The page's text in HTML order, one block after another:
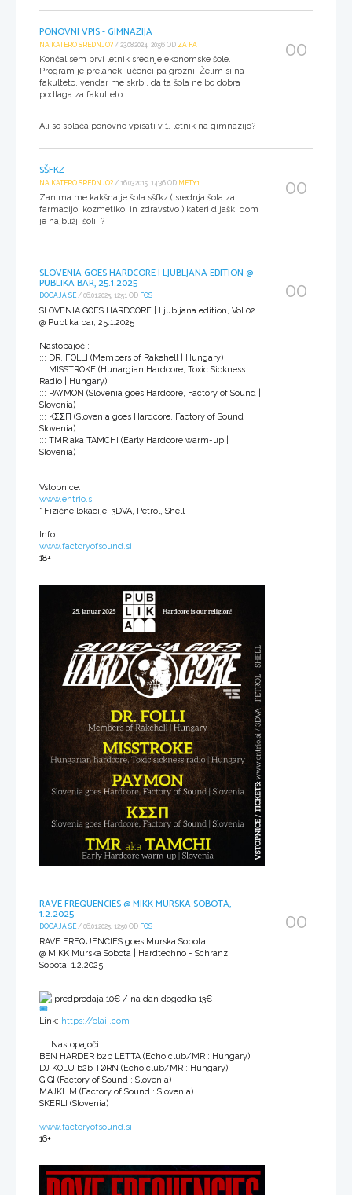
PONOVNI VPIS - GIMNAZIJA
NA KATERO SREDNJO? / 23.08.2024, 20:56 OD ZA FA
Končal sem prvi letnik srednje ekonomske šole.
Program je prelahek, učenci pa grozni. Želim si na
fakulteto, vendar me skrbi, da ta šola ne bo dobra
podlaga za fakulteto.
Ali se splača ponovno vpisati v 1. letnik na gimnazijo?
00
SŠFKZ
NA KATERO SREDNJO? / 16.03.2015, 14:36 OD METY1
Zanima me kakšna je šola sšfkz ( srednja šola za
farmacijo, kozmetiko in zdravstvo ) kateri dijaški dom
je najbližji šoli ?
00
SLOVENIA GOES HARDCORE | LJUBLJANA EDITION @
PUBLIKA BAR, 25.1.2025
DOGAJA SE/ 06.01.2025, 12:51 OD FOS
SLOVENIA GOES HARDCORE | Ljubljana edition, Vol.02
@ Publika bar, 25.1.2025
Nastopajoči:
::: DR. FOLLI (Members of Rakehell | Hungary)
::: MISSTROKE (Hunargian Hardcore, Toxic Sickness
Radio | Hungary)
::: PAYMON (Slovenia goes Hardcore, Factory of Sound |
Slovenia)
::: KΣΣП (Slovenia goes Hardcore, Factory of Sound |
Slovenia)
::: TMR aka TAMCHI (Early Hardcore warm-up |
Slovenia)
Vstopnice:
www.entrio.si
* Fizične lokacije: 3DVA, Petrol, Shell
Info:
www.factoryofsound.si
18+
00
RAVE FREQUENCIES @ MIKK MURSKA SOBOTA,
1.2.2025
DOGAJA SE/ 06.01.2025, 12:50 OD FOS
RAVE FREQUENCIES goes Murska Sobota
@ MIKK Murska Sobota | Hardtechno - Schranz
Sobota, 1.2.2025
predprodaja 10€ / na dan dogodka 13€
Link: https://olaii.com
..:: Nastopajoči ::..
BEN HARDER b2b LETTA (Echo club/MR : Hungary)
DJ KOLU b2b TØRN (Echo club/MR : Hungary)
GIGI (Factory of Sound : Slovenia)
MAJKL M (Factory of Sound : Slovenia)
SKERLI (Slovenia)
www.factoryofsound.si
16+
00